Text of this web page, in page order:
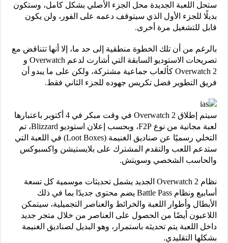
ستحل اللعبة الجديدة محل الجزء الأصلي بشكل كامل، وستكون
بديلًا للجزء الأول الذي سيتوقف دعمه على الفور، ولن يكون
قابل للتشغيل مرة أخرى.
بالرغم من أن تلك الخطوة منطقية إلى حد ما، إلا أنها تتناقض مع
تصريحات الاستوديو السابقة التي أشارت لدعم Overwatch و
Overwatch 2 كألعاب جماعية مشتركة، ولكن على ما يبدو أن
فريق التطوير فضل تكريس جهوده للجزء الثاني فقط.
سيتم إطلاق Overwatch 2 في وقت مبكر في 4 أكتوبر باعتبارها
لعبة مجانية من نوع F2P، وبحسب إعلان استوديو Blizzard، تم
التخلي رسميًا عن صناديق الغنيمة (Loot Boxes) في اللعبة التي
ستدعم اللعب والتقدم المشترك على بلايستيشن واكسبوكس
والحاسب الشخصي وسويتش.
نظام Overwatch 2 الجديد يشمل تحديثات موسمية كل تسعة
أسابيع ونظام Battle Pass يضم محتوى جديدًا بما في ذلك
الأبطال وأطوار اللعبة والخرائط والعناصر التجميلية، سيتمكن
اللاعبون أيضًا من الحصول على العناصر من خلال متجر جديد
داخل اللعبة يتم تحديثه باستمرار، وهو البديل لصناديق الغنيمة
بشكلها التقليدي.